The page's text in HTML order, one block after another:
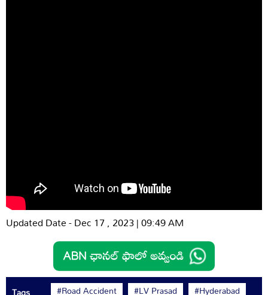
Updated Date - Dec 17 , 2023 | 09:49 AM
#Road Accident #LV Prasad #Hyderabad